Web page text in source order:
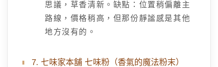
思議，草香清新。缺點：位置稍偏離主
路線，價格稍高，但那份靜謐感是其他
地方沒有的。
7. 七味家本舖 七味粉（香氣的魔法粉末）